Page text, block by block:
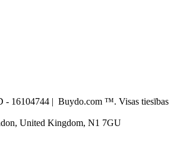
16104744 | Buydo.com ™. Visas tiesības
United Kingdom, N1 7GU